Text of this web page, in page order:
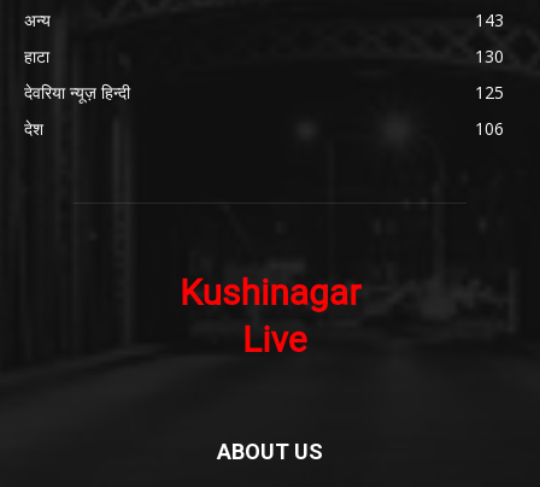
अन्य
143
हाटा
130
देवरिया न्यूज़ हिन्दी
125
देश
106
ABOUT US